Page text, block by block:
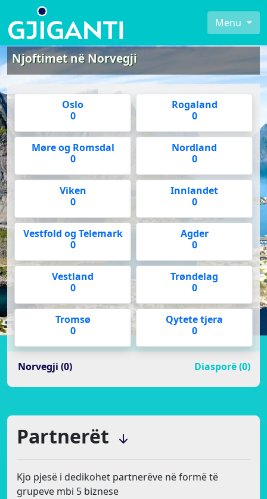
Menu
Njoftimet në Norvegji
Oslo
0
Rogaland
0
Møre og Romsdal
0
Nordland
0
Viken
0
Innlandet
0
Vestfold og Telemark
0
Agder
0
Vestland
0
Trøndelag
0
Tromsø
0
Qytete tjera
0
Norvegji (0) Diasporë (0)
Partnerët
Kjo pjesë i dedikohet partnerëve në formë të
grupeve mbi 5 biznese